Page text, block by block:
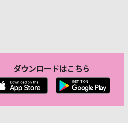
ダウンロードはこちら